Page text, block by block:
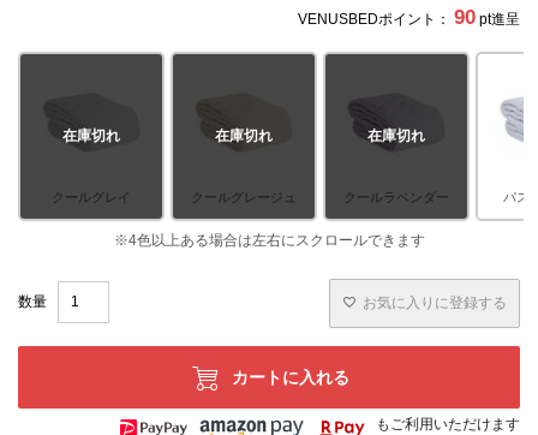
VENUSBEDポイント： 90 pt進呈
クールグレイ
在庫切れ
クールグレージュ
在庫切れ
クールラベンダー
在庫切れ
パス
お気に入りに登録する
カートに入れる
もご利用いただけます